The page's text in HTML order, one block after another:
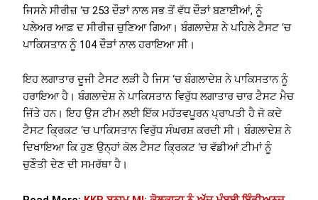
ਜਿਸਨੇ ਸੀਰੀਜ਼ ‘ਚ 253 ਦੌੜਾਂ ਨਾਲ ਸਭ ਤੋਂ ਵੱਧ ਦੌੜਾਂ ਬਣਾਈਆਂ, ਨੂੰ
ਪਲੇਅਰ ਆਫ਼ ਦ ਸੀਰੀਜ਼ ਚੁਣਿਆ ਗਿਆ। ਬੰਗਲਾਦੇਸ਼ ਨੇ ਪਹਿਲੇ ਟੈਸਟ ‘ਚ
ਪਾਕਿਸਤਾਨ ਨੂੰ 104 ਦੌੜਾਂ ਨਾਲ ਹਰਾਇਆ ਸੀ।
ਇਹ ਲਗਾਤਾਰ ਦੂਜੀ ਟੈਸਟ ਲੜੀ ਹੈ ਜਿਸ ‘ਚ ਬੰਗਲਾਦੇਸ਼ ਨੇ ਪਾਕਿਸਤਾਨ ਨੂੰ
ਹਰਾਇਆ ਹੈ। ਬੰਗਲਾਦੇਸ਼ ਨੇ ਪਾਕਿਸਤਾਨ ਵਿਰੁੱਧ ਲਗਾਤਾਰ ਚਾਰ ਟੈਸਟ ਮੈਚ
ਜਿੱਤੇ ਹਨ। ਇਹ ਉਸ ਟੀਮ ਲਈ ਇੱਕ ਮਹੱਤਵਪੂਰਨ ਪ੍ਰਾਪਤੀ ਹੈ ਜੋ ਕਦੇ
ਟੈਸਟ ਕ੍ਰਿਕਟ ‘ਚ ਪਾਕਿਸਤਾਨ ਵਿਰੁੱਧ ਸੰਘਰਸ਼ ਕਰਦੀ ਸੀ। ਬੰਗਲਾਦੇਸ਼ ਨੇ
ਦਿਖਾਇਆ ਕਿ ਹੁਣ ਉਨ੍ਹਾਂ ਕੋਲ ਟੈਸਟ ਕ੍ਰਿਕਟ ‘ਚ ਵੱਡੀਆਂ ਟੀਮਾਂ ਨੂੰ
ਚੁਣੌਤੀ ਦੇਣ ਦੀ ਸਮਰੱਥਾ ਹੈ।